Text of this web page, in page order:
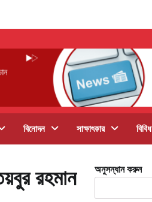
বিনোদন সাক্ষাৎকার বিবিধ
রহমান
অনুসন্ধান করুন